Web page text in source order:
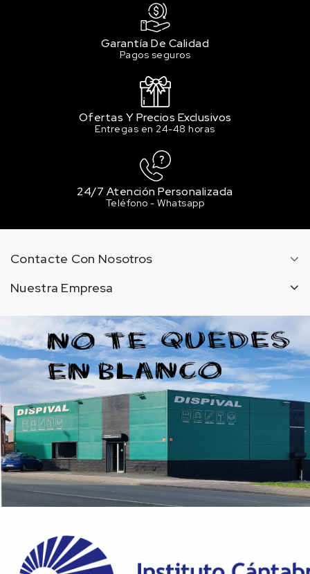
Garantía De Calidad
Pagos seguros
Ofertas Y Precios Exclusivos
Entregas en 24-48 horas
24/7 Atención Personalizada
Teléfono - Whatsapp
Contacte Con Nosotros
Nuestra Empresa